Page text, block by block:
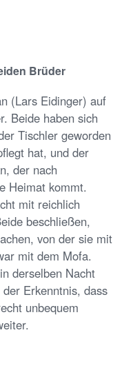
Brüder
(Lars Eidinger) auf
Beide haben sich
Tischler geworden
hat, und der
der nach
Heimat kommt.
mit reichlich
beschließen,
von der sie mit
mit dem Mofa.
derselben Nacht
Erkenntnis, dass
unbequem